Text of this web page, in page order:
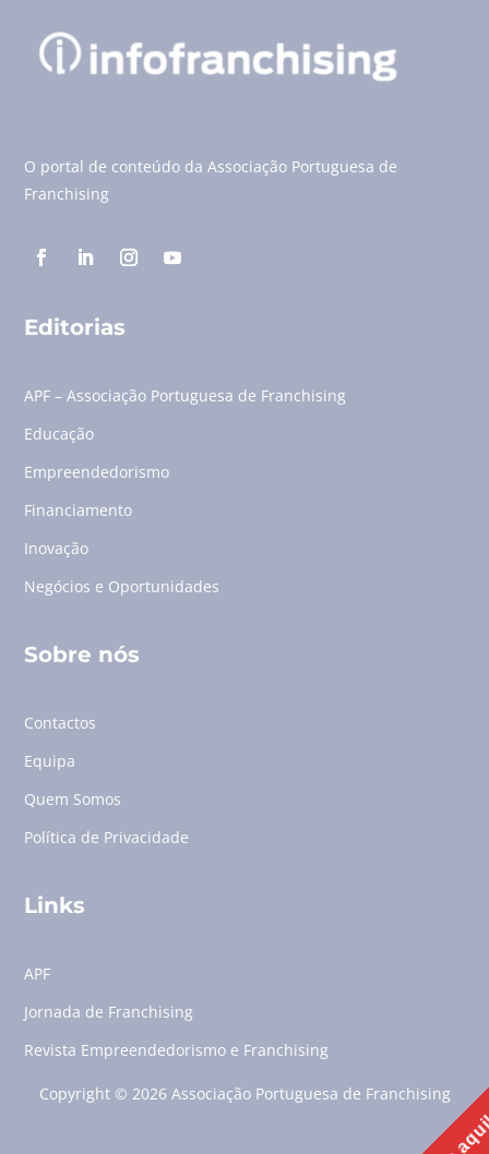
O portal de conteúdo da Associação Portuguesa de
Franchising
Editorias
APF – Associação Portuguesa de Franchising
Educação
Empreendedorismo
Financiamento
Inovação
Negócios e Oportunidades
Sobre nós
Contactos
Equipa
Quem Somos
Política de Privacidade
Links
APF
Jornada de Franchising
Revista Empreendedorismo e Franchising
Copyright © 2026 Associação Portuguesa de Franchising